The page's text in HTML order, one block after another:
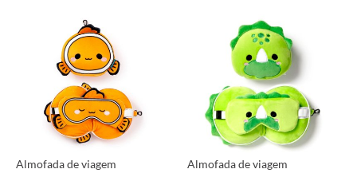
VER PRODUTO VER PRODUTO
Almofada de viagem
Almofada de viagem